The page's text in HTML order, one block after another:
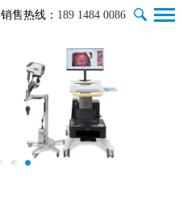
销售热线： 189 1484 0086